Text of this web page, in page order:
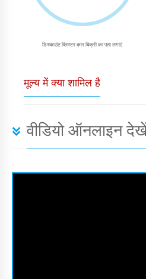
डिस्काउंट ब्लिस्टर कार बिक्री का पता लगाएं
मूल्य में क्या शामिल है
वीडियो ऑनलाइन